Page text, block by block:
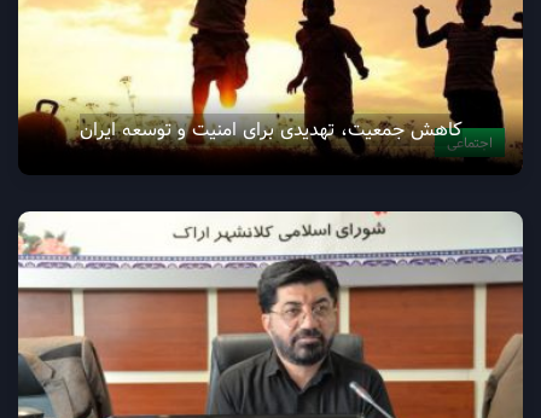
اجتماعیکاهش جمعیت، تهدیدی برای امنیت و توسعه ایران